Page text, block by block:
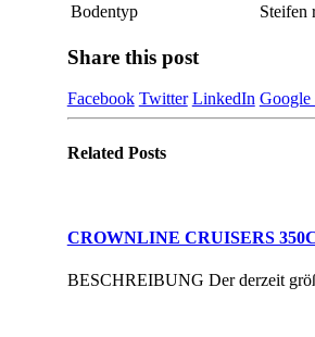
Bodentyp
Steifen
Share this post
Facebook Twitter LinkedIn Google
Related Posts
CROWNLINE CRUISERS
BESCHREIBUNG Der derzeit